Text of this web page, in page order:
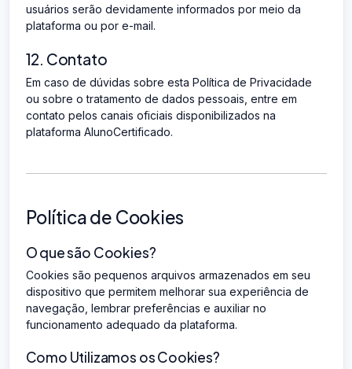
usuários serão devidamente informados por meio da
plataforma ou por e-mail.
12. Contato
Em caso de dúvidas sobre esta Política de Privacidade
ou sobre o tratamento de dados pessoais, entre em
contato pelos canais oficiais disponibilizados na
plataforma AlunoCertificado.
Política de Cookies
O que são Cookies?
Cookies são pequenos arquivos armazenados em seu
dispositivo que permitem melhorar sua experiência de
navegação, lembrar preferências e auxiliar no
funcionamento adequado da plataforma.
Como Utilizamos os Cookies?